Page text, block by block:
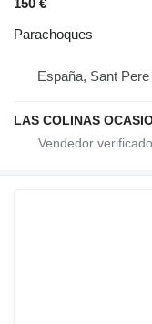
150 €
Parachoques
España, Sant
LAS COLINAS